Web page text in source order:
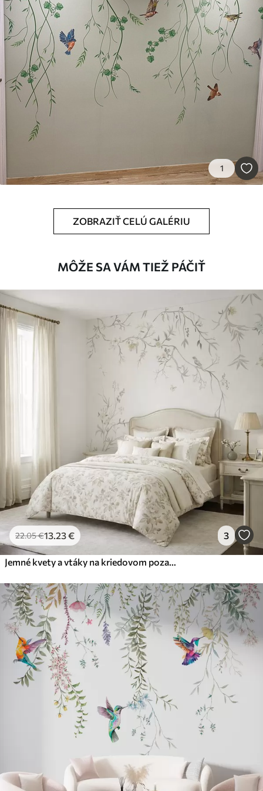
Dostupné materiály
Štandard
45.0027
Premium
.67
65.0039.00€/m²
Peel and Stick
/m²
1
ZOBRAZIŤ CELÚ GALÉRIU
MÔŽE SA VÁM TIEŽ PÁČIŤ
22.05€13.23€ 3
Jemné kvety a vtáky na kriedovom pozadí